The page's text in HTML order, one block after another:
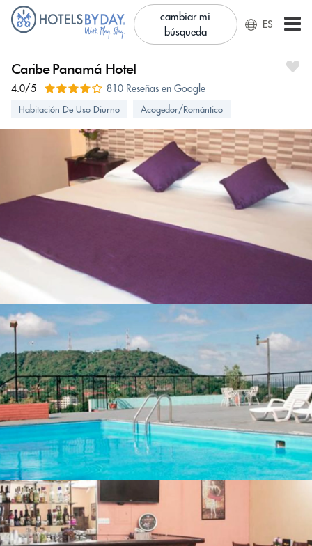
cambiar mi
búsqueda
ES
Caribe Panamá Hotel
4.0/5 810 Reseñas en Google
Habitación De Uso Diurno Acogedor/Romántico